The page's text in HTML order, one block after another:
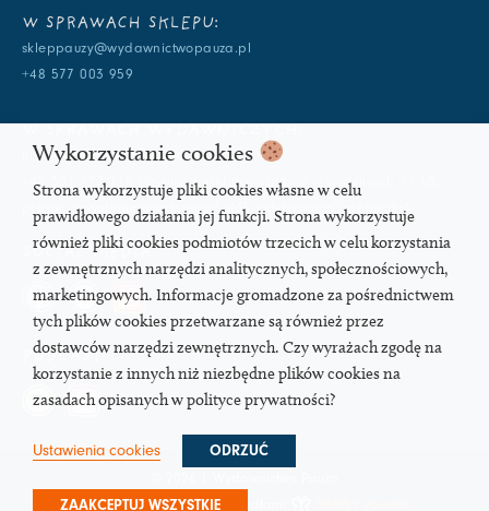
W SPRAWACH SKLEPU:
skleppauzy@wydawnictwopauza.pl
+48 577 003 959
info@wydawnictwopauza.pl
+48 501 177 119 (czynny w dni powszednie w godzinach 11-15,
proszę o wysłanie wiadomości SMS, gdybym nie odbierała)
SOCIAL MEDIA
PODCAST
Strona pod troskliwymi skrzydłami
Wykorzystanie cookies
Strona wykorzystuje pliki cookies własne w celu
prawidłowego działania jej funkcji. Strona wykorzystuje
również pliki cookies podmiotów trzecich w celu korzystania
z zewnętrznych narzędzi analitycznych, społecznościowych,
marketingowych. Informacje gromadzone za pośrednictwem
tych plików cookies przetwarzane są również przez
dostawców narzędzi zewnętrznych. Czy wyrażach zgodę na
korzystanie z innych niż niezbędne plików cookies na
zasadach opisanych w polityce prywatności?
Ustawienia cookies ODRZUĆ
ZAAKCEPTUJ WSZYSTKIE